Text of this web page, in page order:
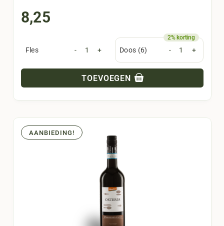
8,25
Fles - + Doos (6) - +
TOEVOEGEN
AANBIEDING!